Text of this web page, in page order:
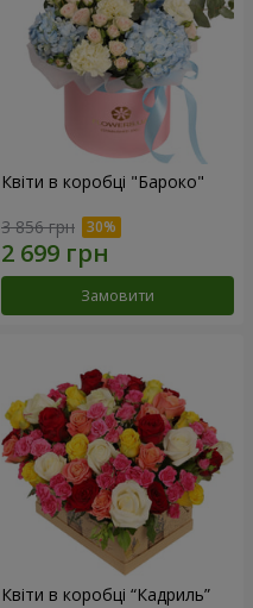
Квіти в коробці "Бароко"
3 856 грн
Замовити
Квіти в коробці “Кадриль”